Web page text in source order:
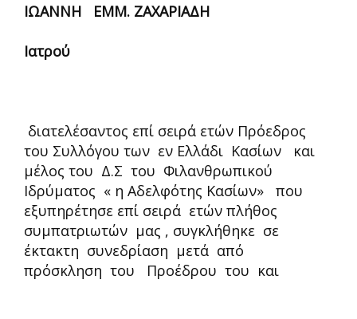
ΙΩΑΝΝΗ ΕΜΜ. ΖΑΧΑΡΙΑΔΗ
Ιατρού
διατελέσαντος επί σειρά ετών Πρόεδρος
του Συλλόγου των εν Ελλάδι Κασίων και
μέλος του Δ.Σ του Φιλανθρωπικού
Ιδρύματος « η Αδελφότης Κασίων» που
εξυπηρέτησε επί σειρά ετών πλήθος
συμπατριωτών μας , συγκλήθηκε σε
έκτακτη συνεδρίαση μετά από
πρόσκληση του Προέδρου του και